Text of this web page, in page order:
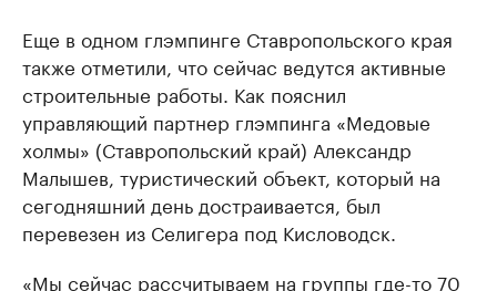
Еще в одном глэмпинге Ставропольского края
также отметили, что сейчас ведутся активные
строительные работы. Как пояснил
управляющий партнер глэмпинга «Медовые
холмы» (Ставропольский край) Александр
Малышев, туристический объект, который на
сегодняшний день достраивается, был
перевезен из Селигера под Кисловодск.
«Мы сейчас рассчитываем на группы где-то 70